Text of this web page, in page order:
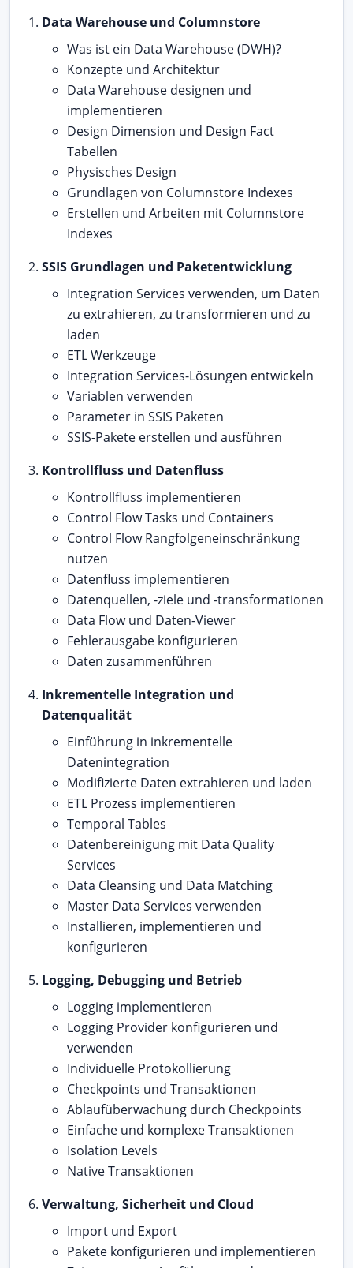
Data Warehouse und Columnstore
Was ist ein Data Warehouse (DWH)?
Konzepte und Architektur
Data Warehouse designen und
implementieren
Design Dimension und Design Fact
Tabellen
Physisches Design
Grundlagen von Columnstore Indexes
Erstellen und Arbeiten mit Columnstore
Indexes
SSIS Grundlagen und Paketentwicklung
Integration Services verwenden, um Daten
zu extrahieren, zu transformieren und zu
laden
ETL Werkzeuge
Integration Services-Lösungen entwickeln
Variablen verwenden
Parameter in SSIS Paketen
SSIS-Pakete erstellen und ausführen
Kontrollfluss und Datenfluss
Kontrollfluss implementieren
Control Flow Tasks und Containers
Control Flow Rangfolgeneinschränkung
nutzen
Datenfluss implementieren
Datenquellen, -ziele und -transformationen
Data Flow und Daten-Viewer
Fehlerausgabe konfigurieren
Daten zusammenführen
Inkrementelle Integration und
Datenqualität
Einführung in inkrementelle
Datenintegration
Modifizierte Daten extrahieren und laden
ETL Prozess implementieren
Temporal Tables
Datenbereinigung mit Data Quality
Services
Data Cleansing und Data Matching
Master Data Services verwenden
Installieren, implementieren und
konfigurieren
Logging, Debugging und Betrieb
Logging implementieren
Logging Provider konfigurieren und
verwenden
Individuelle Protokollierung
Checkpoints und Transaktionen
Ablaufüberwachung durch Checkpoints
Einfache und komplexe Transaktionen
Isolation Levels
Native Transaktionen
Verwaltung, Sicherheit und Cloud
Import und Export
Pakete konfigurieren und implementieren